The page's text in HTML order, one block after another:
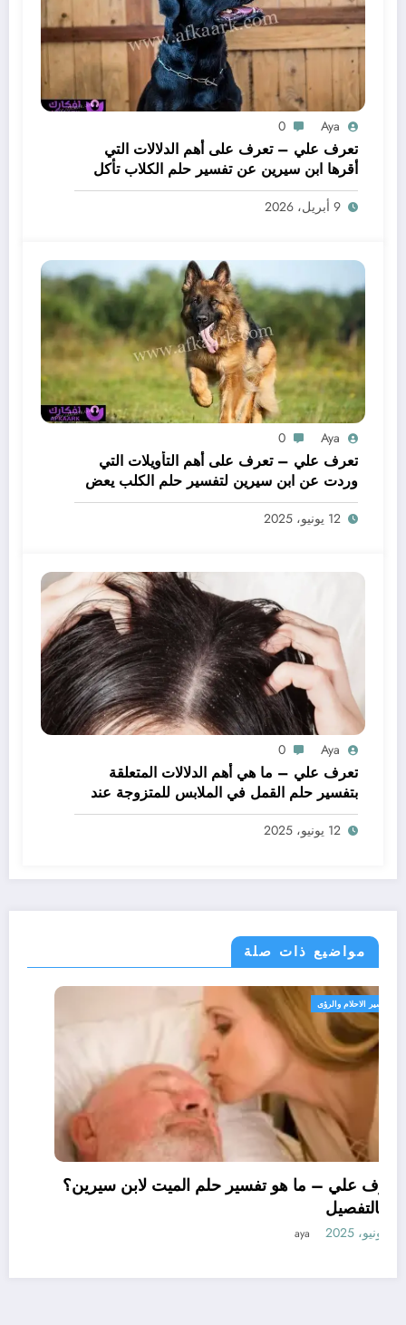
Aya
0
تعرف علي – تعرف على أهم الدلالات التي
أقرها ابن سيرين عن تفسير حلم الكلاب تأكل
لحم – بالتفصيل
9 أبريل، 2026
Aya
0
تعرف علي – تعرف على أهم التأويلات التي
وردت عن ابن سيرين لتفسير حلم الكلب يعض
يدي – بالتفصيل
12 يونيو، 2025
Aya
0
تعرف علي – ما هي أهم الدلالات المتعلقة
بتفسير حلم القمل في الملابس للمتزوجة عند
ابن سيرين؟ – بالتفصيل
12 يونيو، 2025
مواضيع ذات صلة
تفسير الاحلام والرؤى
تعرف علي – ما هو تفسير حلم الميت لابن سيرين؟
– بالتفصيل
11 يونيو، 2025